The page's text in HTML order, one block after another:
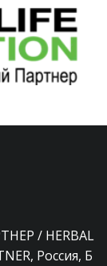
/ HERBAL
, Россия, Б